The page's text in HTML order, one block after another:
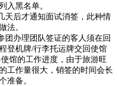
入黑名单。
天后才通知面试消签，此种情
法。
团办理团队签证的客人须在回
登机牌/行李托运牌交回使馆
馆的工作进度，由于旅游旺
工作量很大，销签的时间会长
准备。